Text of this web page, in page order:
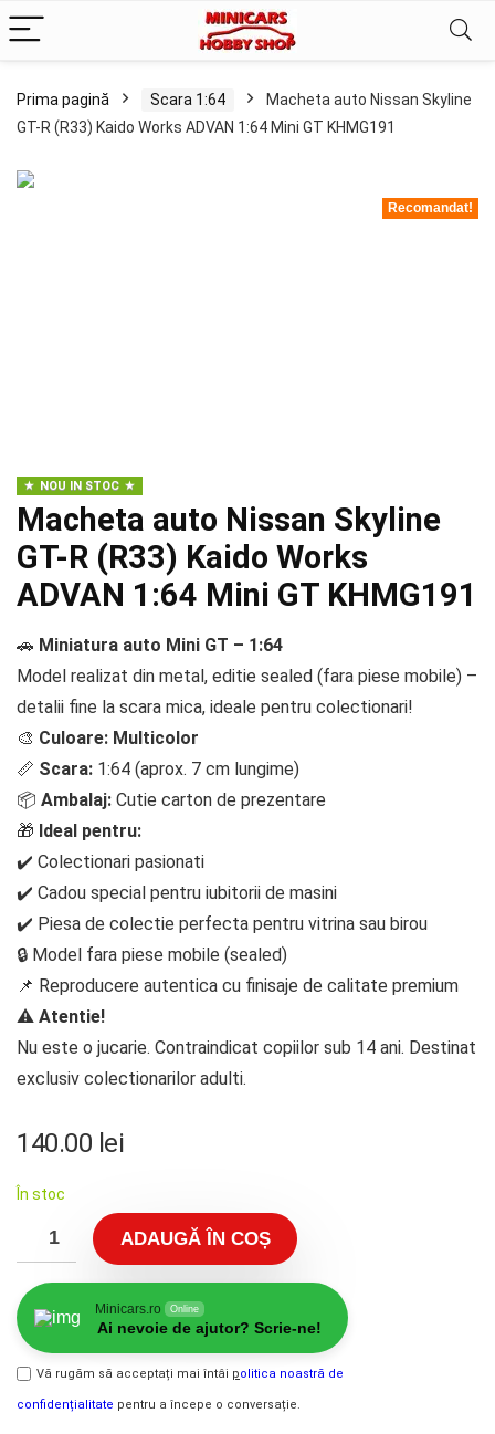
Prima pagină Scara 1:64
Macheta auto Nissan Skyline
GT-R (R33) Kaido Works ADVAN 1:64 Mini GT KHMG191
Recomandat!
NOU IN STOC
Macheta auto Nissan Skyline
GT-R (R33) Kaido Works
ADVAN 1:64 Mini GT KHMG191
🚗 Miniatura auto Mini GT – 1:64
Model realizat din metal, editie sealed (fara piese mobile) –
detalii fine la scara mica, ideale pentru colectionari!
🎨 Culoare: Multicolor
📏 Scara: 1:64 (aprox. 7 cm lungime)
📦 Ambalaj: Cutie carton de prezentare
🎁 Ideal pentru:
✔️ Colectionari pasionati
✔️ Cadou special pentru iubitorii de masini
✔️ Piesa de colectie perfecta pentru vitrina sau birou
🔒 Model fara piese mobile (sealed)
📌 Reproducere autentica cu finisaje de calitate premium
⚠️ Atentie!
Nu este o jucarie. Contraindicat copiilor sub 14 ani. Destinat
exclusiv colectionarilor adulti.
140.00 lei
În stoc
ADAUGĂ ÎN COȘ
Minicars.ro Online
Ai nevoie de ajutor? Scrie-ne!
Vă rugăm să acceptați mai întâi politica noastră de
confidențialitate pentru a începe o conversație.